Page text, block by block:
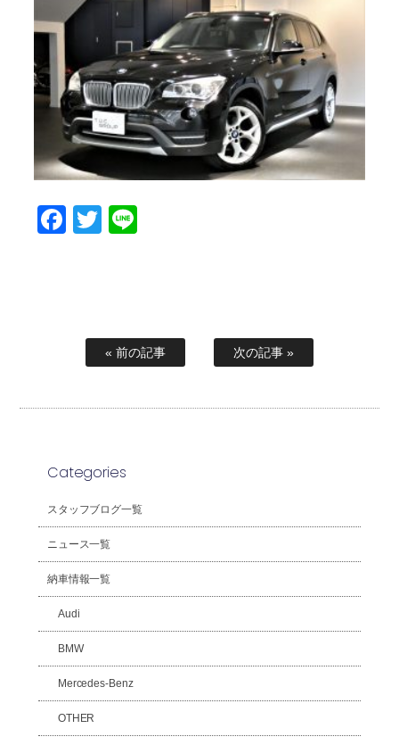
Facebook
Twitter
« 前の記事 次の記事 »
Categories
スタッフブログ一覧
ニュース一覧
納車情報一覧
Audi
BMW
Mercedes-Benz
OTHER